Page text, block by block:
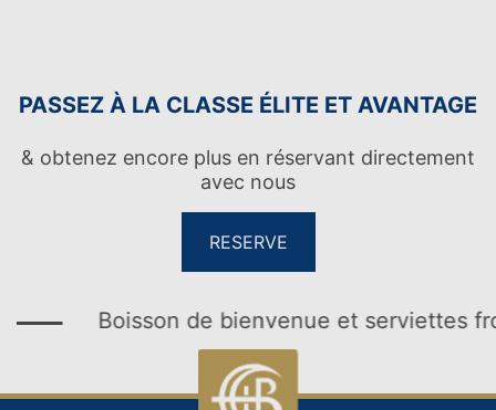
PASSEZ À LA CLASSE ÉLITE ET AVANTAGE
& obtenez encore plus en réservant directement
avec nous
RESERVE
Boisson de bienvenue et serviettes